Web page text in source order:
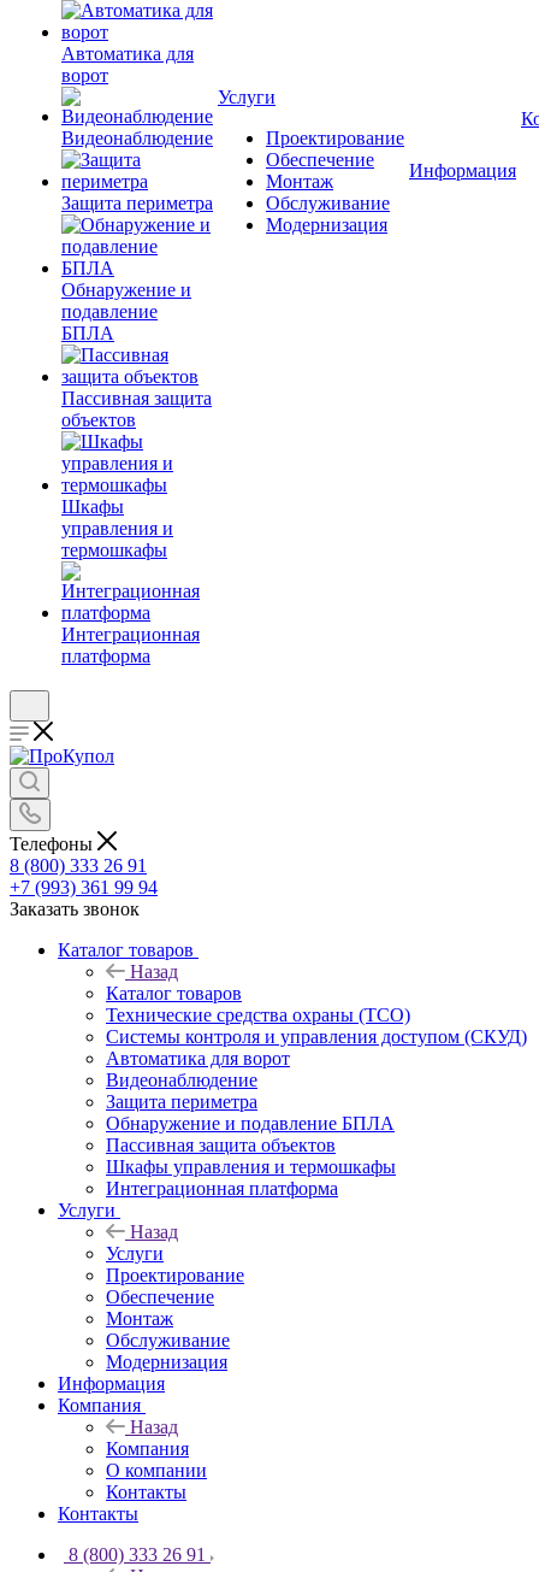
Автоматика для
ворот
Видеонаблюдение
Защита периметра
Обнаружение и
подавление
БПЛА
Пассивная защита
объектов
Шкафы
управления и
термошкафы
Интеграционная
платформа
Услуги
Проектирование
Обеспечение
Монтаж
Обслуживание
Модернизация
Информация
Телефоны
8 (800) 333 26 91
+7 (993) 361 99 94
Заказать звонок
Каталог товаров
Назад
Каталог товаров
Технические средства охраны (ТСО)
Системы контроля и управления доступом (СКУД)
Автоматика для ворот
Видеонаблюдение
Защита периметра
Обнаружение и подавление БПЛА
Пассивная защита объектов
Шкафы управления и термошкафы
Интеграционная платформа
Услуги
Назад
Услуги
Проектирование
Обеспечение
Монтаж
Обслуживание
Модернизация
Информация
Компания
Назад
Компания
О компании
Контакты
Контакты
8 (800) 333 26 91